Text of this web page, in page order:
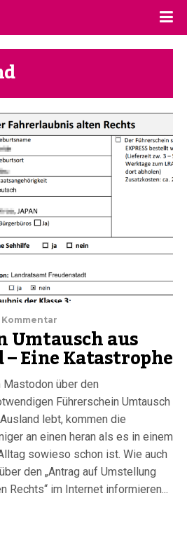
Kommentar
Umtausch aus
Eine Katastrophe
Mastodon über den
Führerschein Umtausch
lebt, kommen die
an einen heran als es in einem
sowieso schon ist. Wie auch
den „Antrag auf Umstellung
Rechts“ im Internet informieren...